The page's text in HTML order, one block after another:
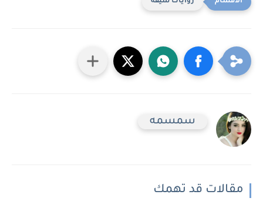
سمسمه
مقالات قد تهمك